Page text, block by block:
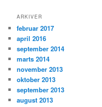
ARKIVER
februar 2017
april 2016
september 2014
marts 2014
november 2013
oktober 2013
september 2013
august 2013